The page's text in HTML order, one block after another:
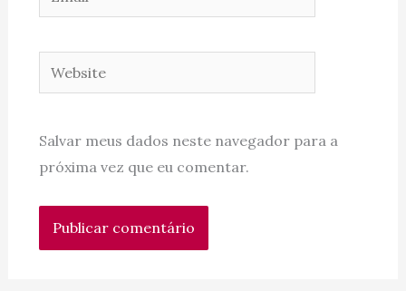
Website
Salvar meus dados neste navegador para a
próxima vez que eu comentar.